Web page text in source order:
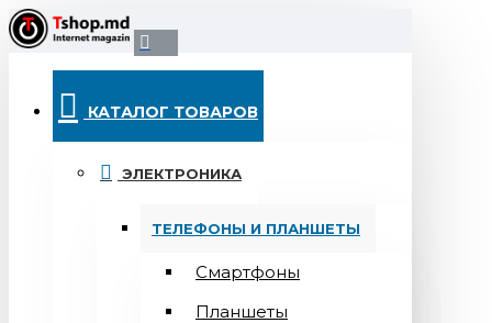
КАТАЛОГ ТОВАРОВ
ЭЛЕКТРОНИКА
ТЕЛЕФОНЫ И ПЛАНШЕТЫ
Смартфоны
Планшеты